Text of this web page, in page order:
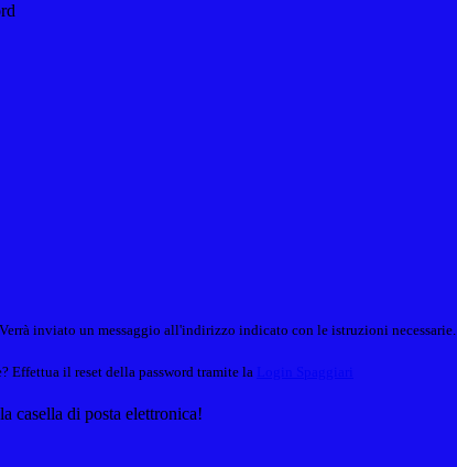
Verrà inviato un messaggio all'indirizzo indicato con le istruzioni necessarie.
Effettua il reset della password tramite la
casella di posta elettronica!